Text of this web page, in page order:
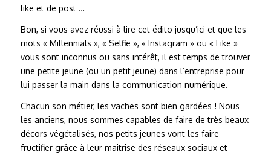
like et de post …
Bon, si vous avez réussi à lire cet édito jusqu’ici et que les
mots « Millennials », « Selfie », « Instagram » ou « Like »
vous sont inconnus ou sans intérêt, il est temps de trouver
une petite jeune (ou un petit jeune) dans l’entreprise pour
lui passer la main dans la communication numérique.
Chacun son métier, les vaches sont bien gardées ! Nous
les anciens, nous sommes capables de faire de très beaux
décors végétalisés, nos petits jeunes vont les faire
fructifier grâce à leur maitrise des réseaux sociaux et